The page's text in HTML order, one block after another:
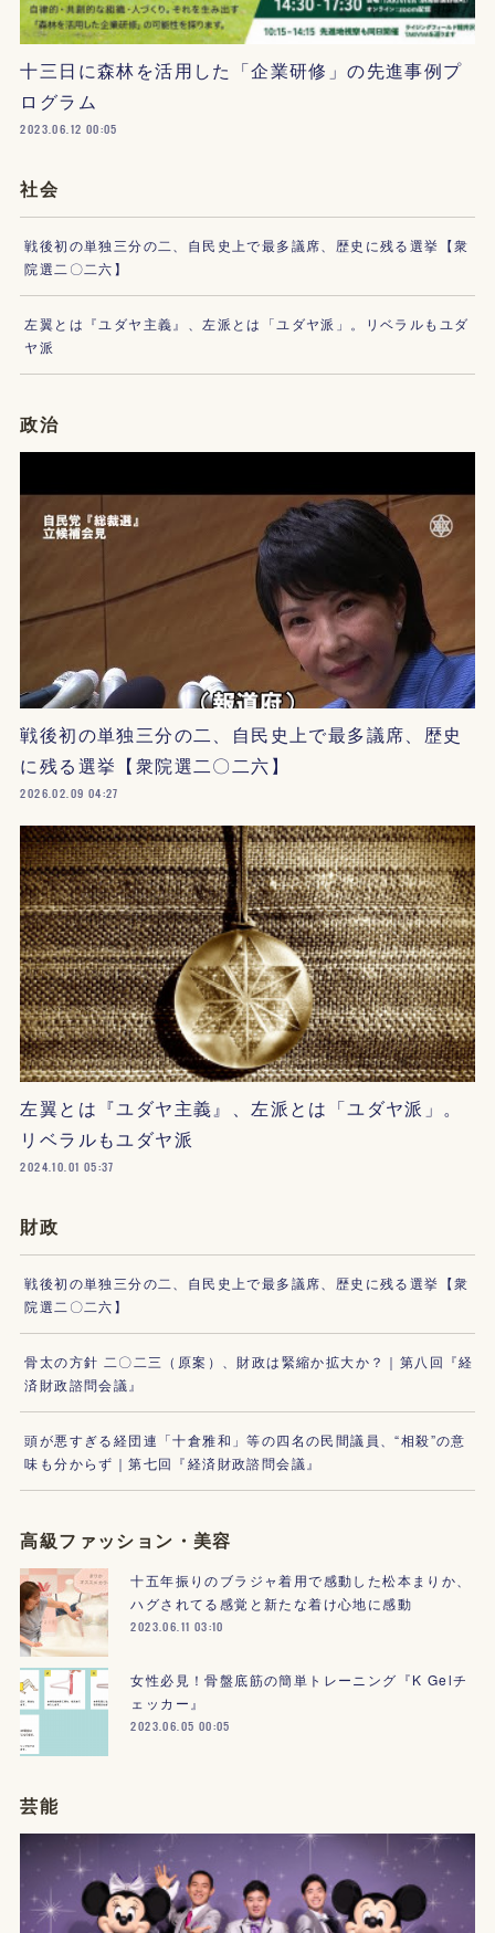
十三日に森林を活用した「企業研修」の先進事例プ
ログラム
2023.06.12 00:05
社会
戦後初の単独三分の二、自民史上で最多議席、歴史に残る選挙【衆
院選二〇二六】
左翼とは『ユダヤ主義』、左派とは「ユダヤ派」。リベラルもユダ
ヤ派
政治
戦後初の単独三分の二、自民史上で最多議席、歴史
に残る選挙【衆院選二〇二六】
2026.02.09 04:27
左翼とは『ユダヤ主義』、左派とは「ユダヤ派」。
リベラルもユダヤ派
2024.10.01 05:37
財政
戦後初の単独三分の二、自民史上で最多議席、歴史に残る選挙【衆
院選二〇二六】
骨太の方針 二〇二三（原案）、財政は緊縮か拡大か？｜第八回『経
済財政諮問会議』
頭が悪すぎる経団連「十倉雅和」等の四名の民間議員、“相殺”の意
味も分からず｜第七回『経済財政諮問会議』
高級ファッション・美容
十五年振りのブラジャ着用で感動した松本まりか、
ハグされてる感覚と新たな着け心地に感動
2023.06.11 03:10
女性必見！骨盤底筋の簡単トレーニング『K Gelチ
ェッカー』
2023.06.05 00:05
芸能